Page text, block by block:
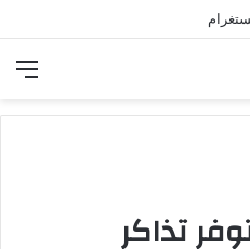
تذاكر